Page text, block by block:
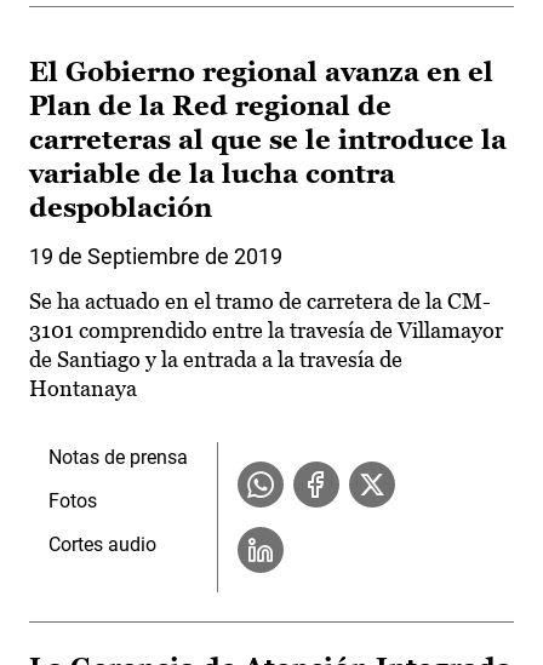
El Gobierno regional avanza en el
Plan de la Red regional de
carreteras al que se le introduce la
variable de la lucha contra
despoblación
19 de Septiembre de 2019
Se ha actuado en el tramo de carretera de la CM-
3101 comprendido entre la travesía de Villamayor
de Santiago y la entrada a la travesía de
Hontanaya
Notas de prensa
Fotos
Cortes audio